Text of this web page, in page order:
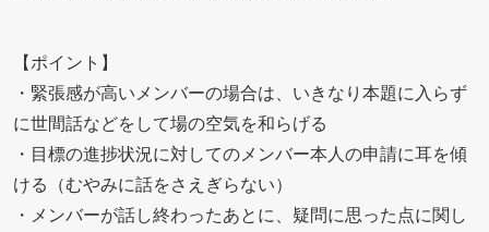
【ポイント】
・緊張感が高いメンバーの場合は、いきなり本題に入らず
に世間話などをして場の空気を和らげる
・目標の進捗状況に対してのメンバー本人の申請に耳を傾
ける（むやみに話をさえぎらない）
・メンバーが話し終わったあとに、疑問に思った点に関し